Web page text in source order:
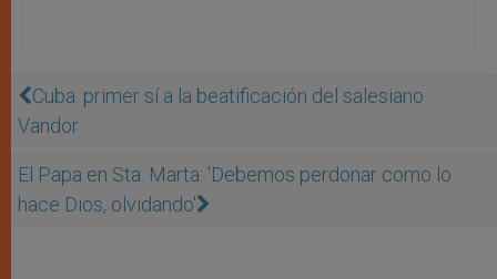
Cuba: primer sí a la beatificación del salesiano
Vandor
El Papa en Sta. Marta: 'Debemos perdonar como lo
hace Dios, olvidando'